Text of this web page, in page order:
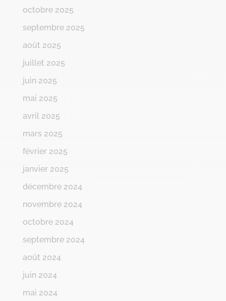
octobre 2025
septembre 2025
août 2025
juillet 2025
juin 2025
mai 2025
avril 2025
mars 2025
février 2025
janvier 2025
décembre 2024
novembre 2024
octobre 2024
septembre 2024
août 2024
juin 2024
mai 2024